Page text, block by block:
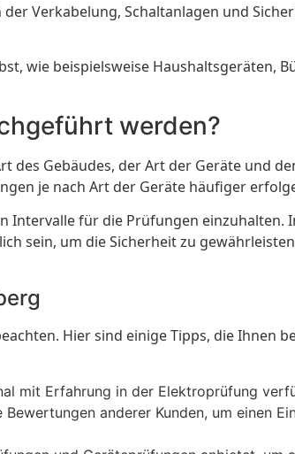
Verkabelung, Schaltanlagen und
wie beispielsweise Haushaltsgeräten,
werden?
Gebäudes, der Art der Geräte und
je nach Art der Geräte häufiger
für die Prüfungen einzuhalten.
sein, um die Sicherheit zu
Hier sind einige Tipps, die Ihnen
mit Erfahrung in der Elektroprüfung
anderer Kunden, um einen